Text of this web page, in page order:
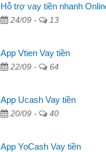
Hỗ trợ vay tiền nhanh
24/09 - 13
App Vtien Vay tiền
22/09 - 64
App Ucash Vay tiền
20/09 - 40
App YoCash Vay tiền